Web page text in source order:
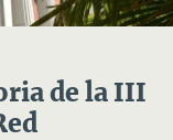
de la III